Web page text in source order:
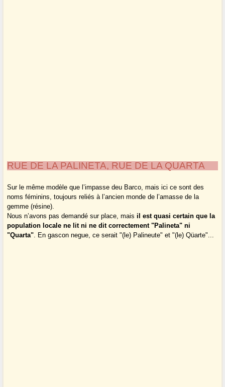
RUE DE LA PALINETA, RUE DE LA QUARTA
Sur le même modèle que l’impasse deu Barco, mais ici ce sont des
noms féminins, toujours reliés à l’ancien monde de l’amasse de la
gemme (résine).
Nous n’avons pas demandé sur place, maisil est quasi certain que la
population locale ne lit ni ne dit correctement "Palineta" ni
"Quarta". En gascon negue, ce serait "(le) Palineute" et "(le) Qüarte"...